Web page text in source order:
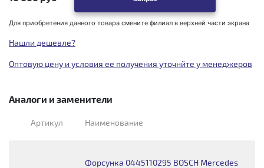
Для приобретения данного товара смените филиал в верхней части экрана
Нашли дешевле?
Оптовую цену и условия ее получения уточнйте у менеджеров
Аналоги и заменители
Артикул Наименование
Форсунка 0445110295 BOSCH Mercedes